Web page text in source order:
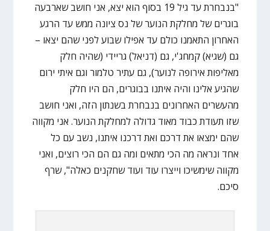
"בנבחרת עד גיל 19 בסוף הוא יצא, אני חושב שארבעה
בוגרים של מחלקת הנוער של נס ציונה ממש עד הרגע
האחרון התאמנו כולם עד אפילו שבוע לפני שהם יצאו –
גם (שגיא) קמחג'י, גם (דניאל) גריידי (שהיה חלק
מאליפות אירופה לנוער), גם עתיר טלמור וגם איתי ירום
שהגיע אלינו והיה איתנו בבוגרים, הם היו חלק
מהעשרים האחרונים בנבחרת בשנתון הזה, ואני חושב
שזו תעודת כבוד מאוד גדולה למחלקת הנוער. אני מקווה
שהם ימצאו את דרכם ואת דרכנו איתנו, נשב עם כל
אחד ונראה מה הכי מתאים ומה גם הם הכי רוצים, ואני
מקווה שימשיכו וייצרו עוד ועוד שחקנים כאלה", שרף
סיכם.